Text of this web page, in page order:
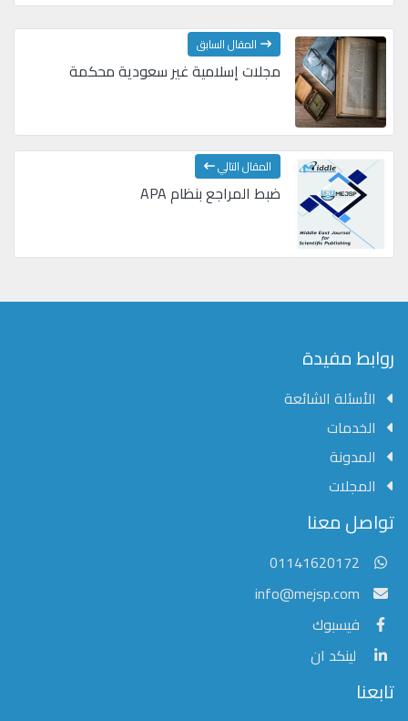
مؤسسة الشرق الأوسط للنشر العلمي
عادةً ما يتم الرد في غضون خمس دقائق
المقال السابق
مجلات إسلامية غير سعودية محكمة
المقال التالي
ضبط المراجع بنظام APA
روابط مفيدة
الأسئلة الشائعة
الخدمات
المدونة
المجلات
تواصل معنا
01141620172
info@mejsp.com
فيسبوك
لينكد ان
تابعنا